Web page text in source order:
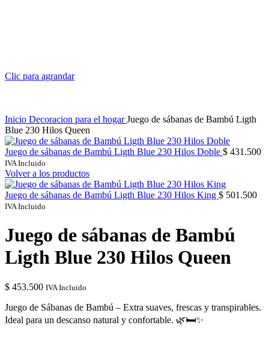
Clic para agrandar
Inicio Decoracion para el hogarJuego de sábanas de Bambú Ligth
Blue 230 Hilos Queen
Juego de sábanas de Bambú Ligth Blue 230 Hilos Doble $ 431.500
IVA Incluido
Volver a los productos
Juego de sábanas de Bambú Ligth Blue 230 Hilos King $ 501.500
IVA Incluido
Juego de sábanas de Bambú
Ligth Blue 230 Hilos Queen
$ 453.500 IVA Incluido
Juego de Sábanas de Bambú – Extra suaves, frescas y transpirables.
Ideal para un descanso natural y confortable. 🌿🛏✨